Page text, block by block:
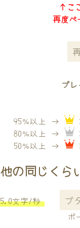
↑こ
再度ペ
プ
95％以上 →
80％以上 →
50％以上 →
他の同じくら
5.0文字/秒 ブ
ボ